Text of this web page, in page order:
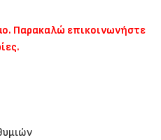
Παρακαλώ επικοινωνήστε